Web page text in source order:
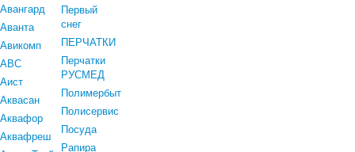
Авангард
Аванта
Авикомп
АВС
Аист
Аквасан
Аквафор
Аквафреш
Первый
снег
ПЕРЧАТКИ
Перчатки
РУСМЕД
Полимербыт
Полисервис
Посуда
Рапира